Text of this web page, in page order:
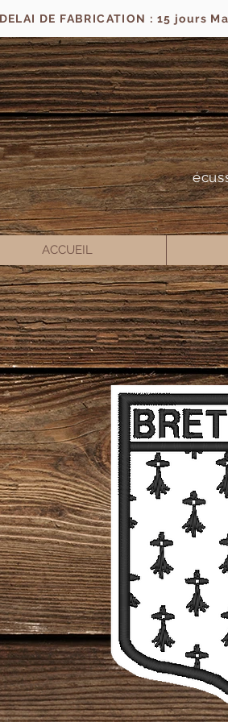
DELAI DE FABRICATION : 15 jours
ACCUEIL